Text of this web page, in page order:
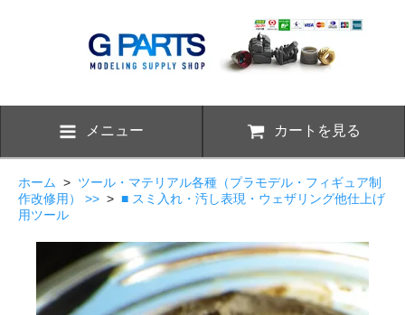
メニュー カートを見る
ホーム > ツール・マテリアル各種（プラモデル・フィギュア制
作改修用） >> > ■ スミ入れ・汚し表現・ウェザリング他仕上げ
用ツール